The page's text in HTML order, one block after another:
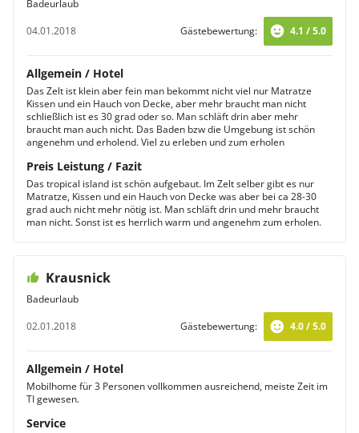
Badeurlaub
04.01.2018
Gästebewertung: 4.1 / 5.0
Allgemein / Hotel
Das Zelt ist klein aber fein man bekommt nicht viel nur Matratze
Kissen und ein Hauch von Decke, aber mehr braucht man nicht
schließlich ist es 30 grad oder so. Man schläft drin aber mehr
braucht man auch nicht. Das Baden bzw die Umgebung ist schön
angenehm und erholend. Viel zu erleben und zum erholen
Preis Leistung / Fazit
Das tropical island ist schön aufgebaut. Im Zelt selber gibt es nur
Matratze, Kissen und ein Hauch von Decke was aber bei ca 28-30
grad auch nicht mehr nötig ist. Man schläft drin und mehr braucht
man nicht. Sonst ist es herrlich warm und angenehm zum erholen.
Krausnick
Badeurlaub
02.01.2018
Gästebewertung: 4.0 / 5.0
Allgemein / Hotel
Mobilhome für 3 Personen vollkommen ausreichend, meiste Zeit im
TI gewesen.
Service